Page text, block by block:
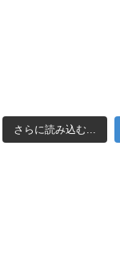
さらに読み込む...